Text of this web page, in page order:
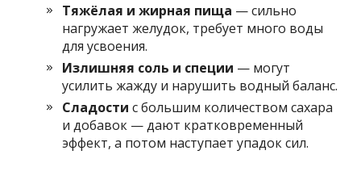
Тяжёлая и жирная пища — сильно
нагружает желудок, требует много воды
для усвоения.
Излишняя соль и специи — могут
усилить жажду и нарушить водный баланс.
Сладости с большим количеством сахара
и добавок — дают кратковременный
эффект, а потом наступает упадок сил.